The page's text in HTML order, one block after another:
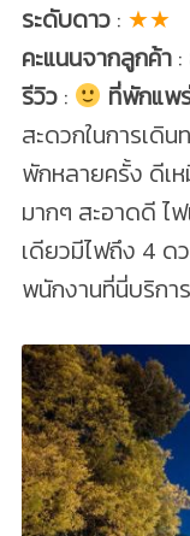
ระดับดาว: ★★
คะแนนจากลูกค้า:
รีวิว: ที่พักแพ
สะดวกในการเดิ
พักหลายครั้ง ดีเ
มากๆ สะอาดดี ไ
เดียวมีไฟถึง 4 ด
พนักงานที่นี่บริก